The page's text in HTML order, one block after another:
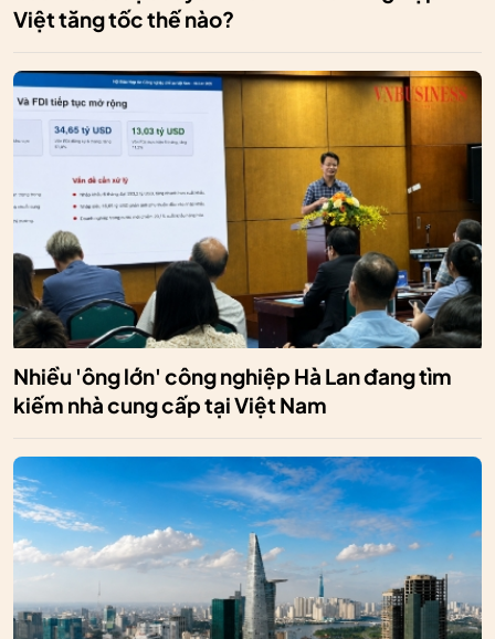
Việt tăng tốc thế nào?
Nhiều 'ông lớn' công nghiệp Hà Lan đang tìm
kiếm nhà cung cấp tại Việt Nam